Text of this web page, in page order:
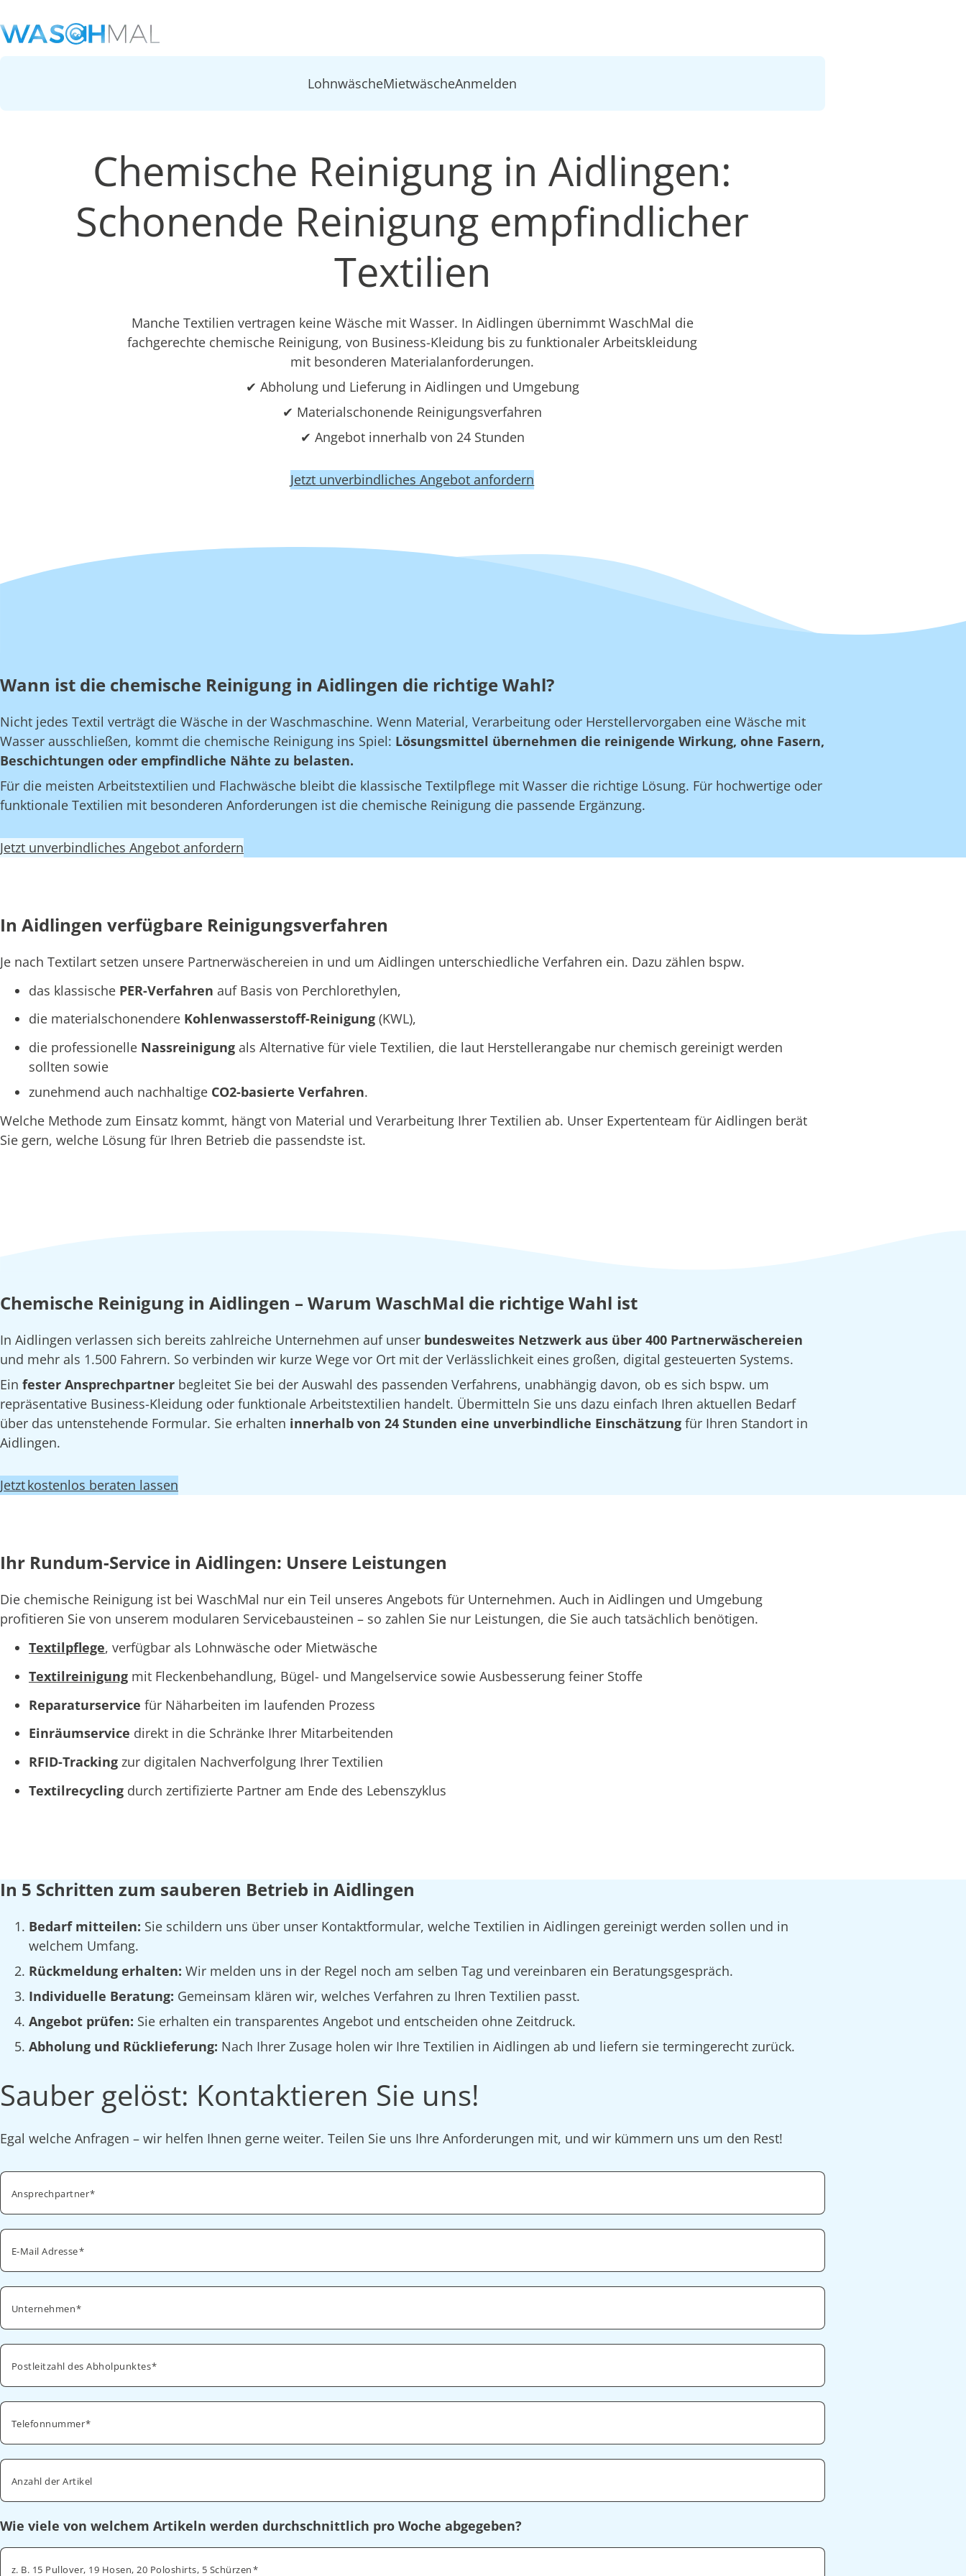
LohnwäscheMietwäscheAnmelden
Chemische Reinigung in Aidlingen:
Schonende Reinigung empfindlicher
Textilien
Manche Textilien vertragen keine Wäsche mit Wasser. In Aidlingen übernimmt WaschMal die
fachgerechte chemische Reinigung, von Business-Kleidung bis zu funktionaler Arbeitskleidung
mit besonderen Materialanforderungen.
✔ Abholung und Lieferung in Aidlingen und Umgebung
✔ Materialschonende Reinigungsverfahren
✔ Angebot innerhalb von 24 Stunden
Jetzt unverbindliches Angebot anfordern
Wann ist die chemische Reinigung in Aidlingen die richtige Wahl?
Nicht jedes Textil verträgt die Wäsche in der Waschmaschine. Wenn Material, Verarbeitung oder Herstellervorgaben eine Wäsche mit
Wasser ausschließen, kommt die chemische Reinigung ins Spiel: Lösungsmittel übernehmen die reinigende Wirkung, ohne Fasern,
Beschichtungen oder empfindliche Nähte zu belasten.
Für die meisten Arbeitstextilien und Flachwäsche bleibt die klassische Textilpflege mit Wasser die richtige Lösung. Für hochwertige oder
funktionale Textilien mit besonderen Anforderungen ist die chemische Reinigung die passende Ergänzung.
Jetzt unverbindliches Angebot anfordern
In Aidlingen verfügbare Reinigungsverfahren
Je nach Textilart setzen unsere Partnerwäschereien in und um Aidlingen unterschiedliche Verfahren ein. Dazu zählen bspw.
das klassische PER-Verfahren auf Basis von Perchlorethylen,
die materialschonendere Kohlenwasserstoff-Reinigung (KWL),
die professionelle Nassreinigung als Alternative für viele Textilien, die laut Herstellerangabe nur chemisch gereinigt werden
sollten sowie
zunehmend auch nachhaltige CO2-basierte Verfahren.
Welche Methode zum Einsatz kommt, hängt von Material und Verarbeitung Ihrer Textilien ab. Unser Expertenteam für Aidlingen berät
Sie gern, welche Lösung für Ihren Betrieb die passendste ist.
Chemische Reinigung in Aidlingen – Warum WaschMal die richtige Wahl ist
In Aidlingen verlassen sich bereits zahlreiche Unternehmen auf unser bundesweites Netzwerk aus über 400 Partnerwäschereien
und mehr als 1.500 Fahrern. So verbinden wir kurze Wege vor Ort mit der Verlässlichkeit eines großen, digital gesteuerten Systems.
Ein fester Ansprechpartner begleitet Sie bei der Auswahl des passenden Verfahrens, unabhängig davon, ob es sich bspw. um
repräsentative Business-Kleidung oder funktionale Arbeitstextilien handelt. Übermitteln Sie uns dazu einfach Ihren aktuellen Bedarf
über das untenstehende Formular. Sie erhalten innerhalb von 24 Stunden eine unverbindliche Einschätzung für Ihren Standort in
Aidlingen.
Jetzt kostenlos beraten lassen
Ihr Rundum-Service in Aidlingen: Unsere Leistungen
Die chemische Reinigung ist bei WaschMal nur ein Teil unseres Angebots für Unternehmen. Auch in Aidlingen und Umgebung
profitieren Sie von unserem modularen Servicebausteinen – so zahlen Sie nur Leistungen, die Sie auch tatsächlich benötigen.
Textilpflege, verfügbar als Lohnwäsche oder Mietwäsche
Textilreinigung mit Fleckenbehandlung, Bügel- und Mangelservice sowie Ausbesserung feiner Stoffe
Reparaturservice für Näharbeiten im laufenden Prozess
Einräumservice direkt in die Schränke Ihrer Mitarbeitenden
RFID-Tracking zur digitalen Nachverfolgung Ihrer Textilien
Textilrecycling durch zertifizierte Partner am Ende des Lebenszyklus
In 5 Schritten zum sauberen Betrieb in Aidlingen
Bedarf mitteilen: Sie schildern uns über unser Kontaktformular, welche Textilien in Aidlingen gereinigt werden sollen und in
welchem Umfang.
Rückmeldung erhalten: Wir melden uns in der Regel noch am selben Tag und vereinbaren ein Beratungsgespräch.
Individuelle Beratung: Gemeinsam klären wir, welches Verfahren zu Ihren Textilien passt.
Angebot prüfen: Sie erhalten ein transparentes Angebot und entscheiden ohne Zeitdruck.
Abholung und Rücklieferung: Nach Ihrer Zusage holen wir Ihre Textilien in Aidlingen ab und liefern sie termingerecht zurück.
Sauber gelöst: Kontaktieren Sie uns!
Egal welche Anfragen – wir helfen Ihnen gerne weiter. Teilen Sie uns Ihre Anforderungen mit, und wir kümmern uns um den Rest!
Ansprechpartner
E-Mail Adresse
Unternehmen
Postleitzahl des Abholpunktes
Telefonnummer
Anzahl der Artikel
Wie viele von welchem Artikeln werden durchschnittlich pro Woche abgegeben?
z. B. 15 Pullover, 19 Hosen, 20 Poloshirts, 5 Schürzen